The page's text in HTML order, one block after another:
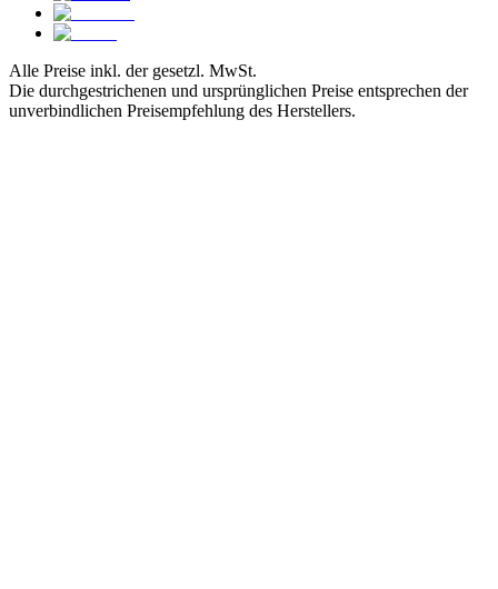
Alle Preise inkl. der gesetzl. MwSt.
Die durchgestrichenen und ursprünglichen Preise entsprechen der
unverbindlichen Preisempfehlung des Herstellers.